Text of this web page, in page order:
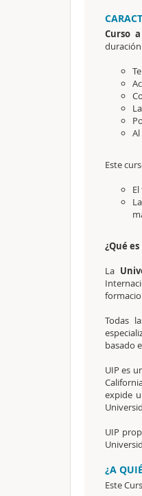
Curso
Este
¿Qué
La
Todas
basado
UIP es
expide
UIP
¿A
Este